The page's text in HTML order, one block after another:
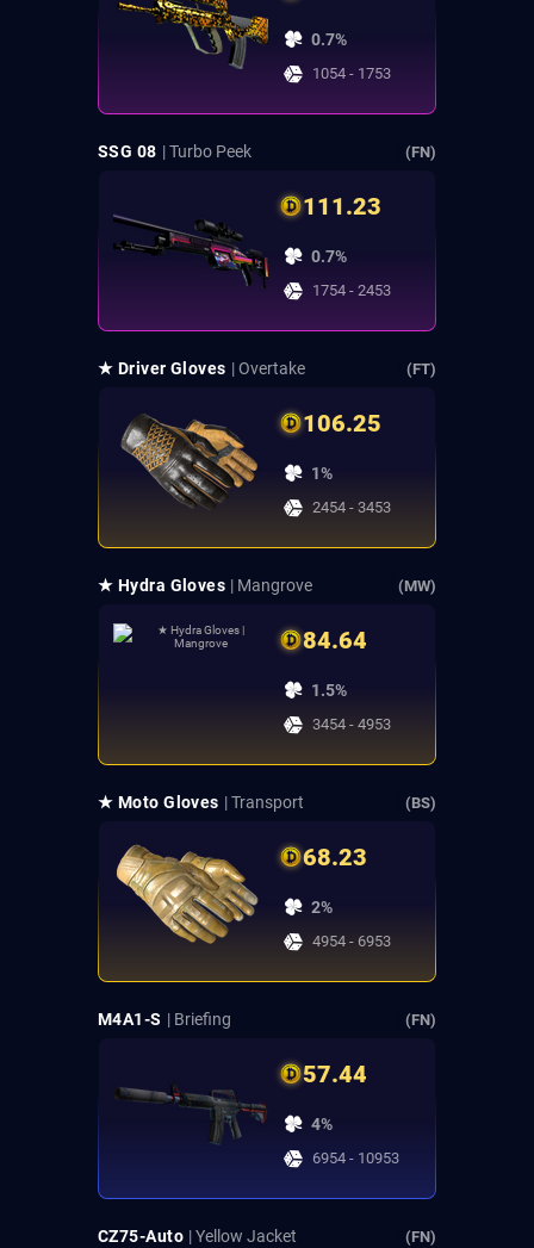
0.7%
1054 - 1753
SSG 08 | Turbo Peek (FN)
111.23
0.7%
1754 - 2453
★ Driver Gloves | Overtake (FT)
106.25
1%
2454 - 3453
★ Hydra Gloves | Mangrove (MW)
84.64
1.5%
3454 - 4953
★ Moto Gloves | Transport (BS)
68.23
2%
4954 - 6953
M4A1-S | Briefing (FN)
57.44
4%
6954 - 10953
CZ75-Auto | Yellow Jacket (FN)